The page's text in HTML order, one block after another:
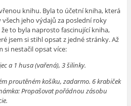
knihu. Byla to účetní kniha, která
jeho výdajů za poslední roky
to byla naprosto fascinující kniha,
jsem si stihl opsat z jedné stránky. Až
si nestačil opsat více:
a 1 husa (vařená), 3 šilinky.
proutěném košíku, zadarmo. 6 krabiček
Propašovat pořádnou zásobu